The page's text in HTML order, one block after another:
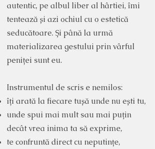
autentic, pe albul liber al hârtiei, îmi
tentează și azi ochiul cu o estetică
seducătoare. Și până la urmă
materializarea gestului prin vârful
peniței sunt eu.
Instrumentul de scris e nemilos:
îți arată la fiecare tușă unde nu ești tu,
unde spui mai mult sau mai puțin
decât vrea inima ta să exprime,
te confruntă direct cu neputințe,